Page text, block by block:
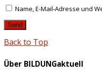
Name, E-Mail-Adresse und
Back to Top
Über BILDUNGaktuell